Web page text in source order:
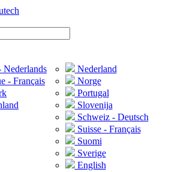
Nederlands
- Français
Nederland
Norge
Portugal
Slovenija
Schweiz - Deutsch
Suisse - Français
Suomi
Sverige
English